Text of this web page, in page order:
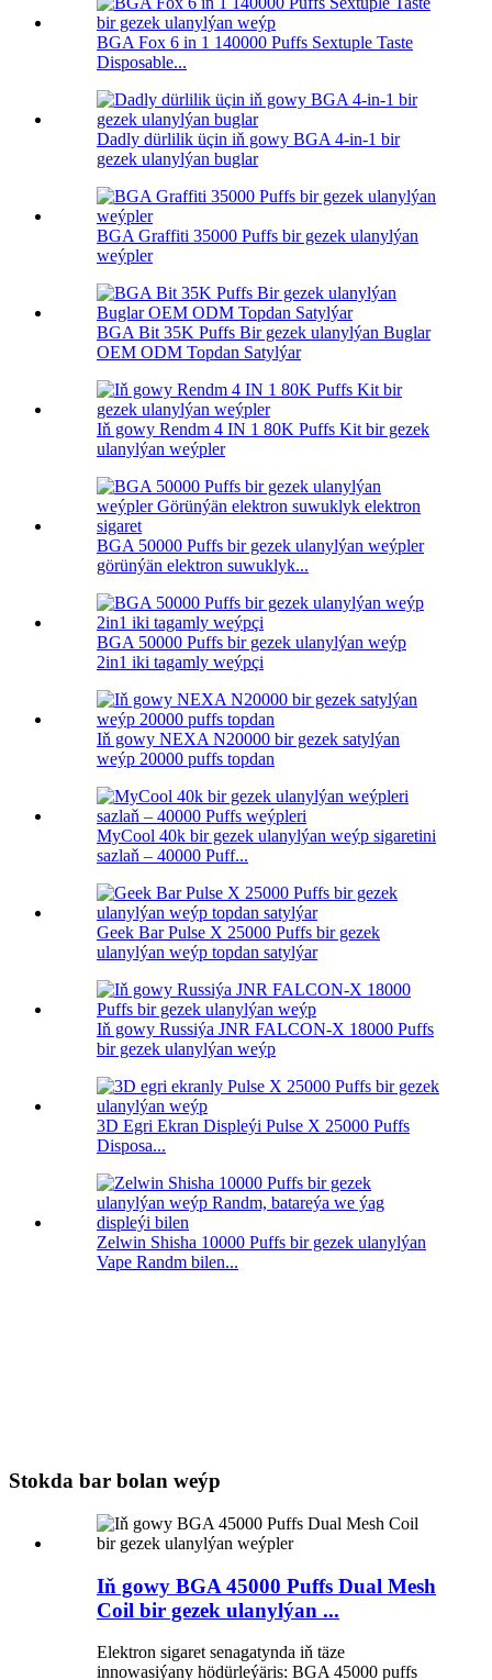
BGA Fox 6 in 1 140000 Puffs Sextuple Taste
Disposable...
Dadly dürlilik üçin iň gowy BGA 4-in-1 bir
gezek ulanylýan buglar
BGA Graffiti 35000 Puffs bir gezek ulanylýan
weýpler
BGA Bit 35K Puffs Bir gezek ulanylýan Buglar
OEM ODM Topdan Satylýar
Iň gowy Rendm 4 IN 1 80K Puffs Kit bir gezek
ulanylýan weýpler
BGA 50000 Puffs bir gezek ulanylýan weýpler
görünýän elektron suwuklyk...
BGA 50000 Puffs bir gezek ulanylýan weýp
2in1 iki tagamly weýpçi
Iň gowy NEXA N20000 bir gezek satylýan
weýp 20000 puffs topdan
MyCool 40k bir gezek ulanylýan weýp sigaretini
sazlaň – 40000 Puff...
Geek Bar Pulse X 25000 Puffs bir gezek
ulanylýan weýp topdan satylýar
Iň gowy Russiýa JNR FALCON-X 18000 Puffs
bir gezek ulanylýan weýp
3D Egri Ekran Displeýi Pulse X 25000 Puffs
Disposa...
Zelwin Shisha 10000 Puffs bir gezek ulanylýan
Vape Randm bilen...
Stokda bar bolan weýp
Iň gowy BGA 45000 Puffs Dual Mesh
Coil bir gezek ulanylýan ...
Elektron sigaret senagatynda iň täze
innowasiýany hödürleýäris: BGA 45000 puffs